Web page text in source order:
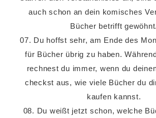
auch schon an dein komisches
Bücher betrifft gewöhnt.
07. Du hoffst sehr, am Ende des
für Bücher übrig zu haben.
rechnest du immer, wenn du
checkst aus, wie viele Bücher du
kaufen kannst.
08. Du weißt jetzt schon, welche